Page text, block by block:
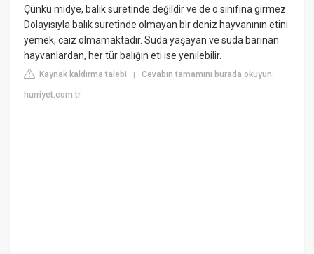
Çünkü midye, balık suretinde değildir ve de o sınıfına girmez.
Dolayısıyla balık suretinde olmayan bir deniz hayvanının etini
yemek, caiz olmamaktadır. Suda yaşayan ve suda barınan
hayvanlardan, her tür balığın eti ise yenilebilir.
Kaynak kaldırma talebi |Cevabın tamamını burada okuyun:
hurriyet.com.tr